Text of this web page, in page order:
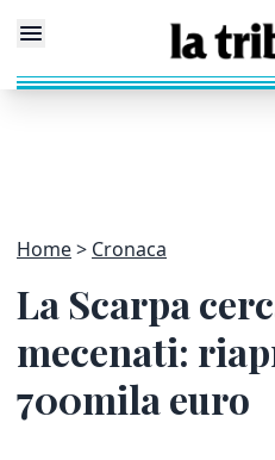
Home Cronaca
La Scarpa
mecenati:
700mila euro